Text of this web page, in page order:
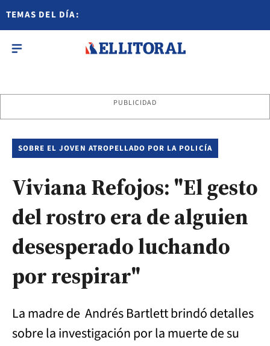
TEMAS DEL DÍA:
PUBLICIDAD
SOBRE EL JOVEN ATROPELLADO POR LA POLICÍA
Viviana Refojos: "El gesto
del rostro era de alguien
desesperado luchando
por respirar"
La madre de Andrés Bartlett brindó detalles
sobre la investigación por la muerte de su